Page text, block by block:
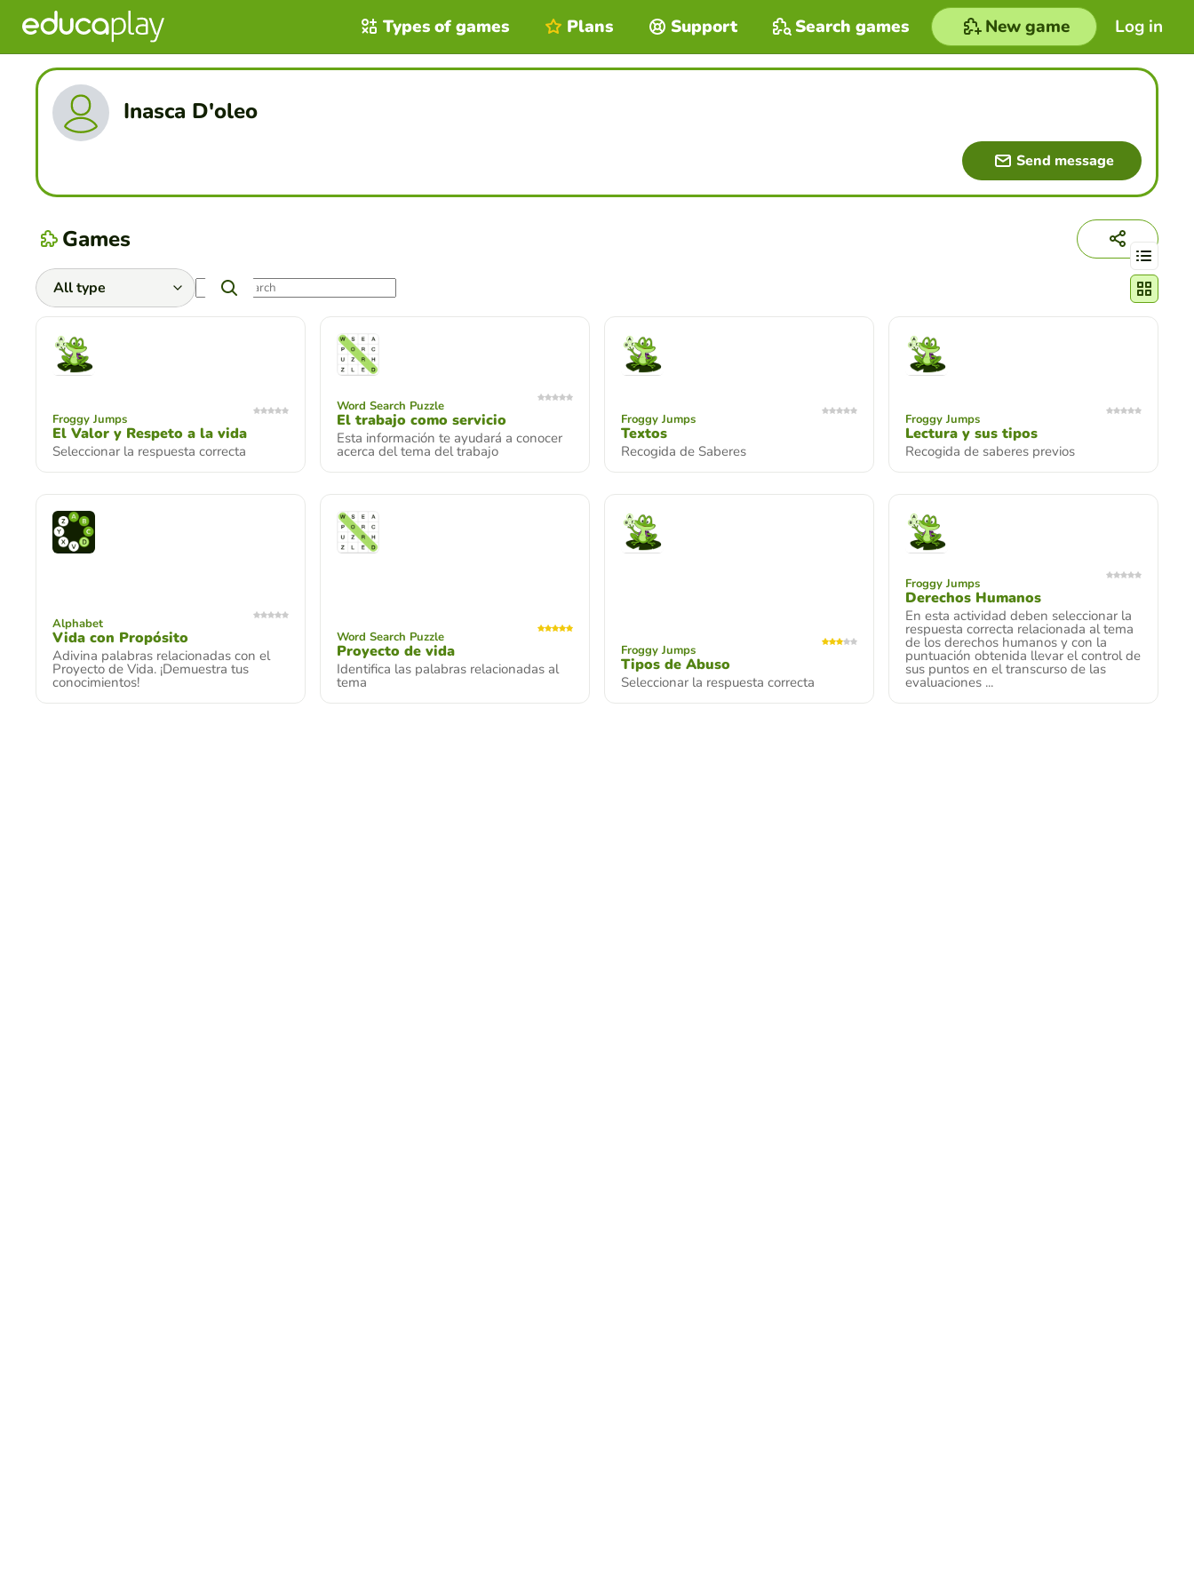
Log in
Types of games Plans Support Search games New game
Inasca D'oleo
Send message
Games Change
Froggy Jumps
El Valor y Respeto a la vida
Seleccionar la respuesta correcta
Word Search Puzzle
El trabajo como servicio
Esta información te ayudará a conocer
acerca del tema del trabajo
Froggy Jumps
Textos
Recogida de Saberes
Froggy Jumps
Lectura y sus tipos
Recogida de saberes previos
Alphabet
Vida con Propósito
Adivina palabras relacionadas con el
Proyecto de Vida. ¡Demuestra tus
conocimientos!
Word Search Puzzle
Proyecto de vida
Identifica las palabras relacionadas al
tema
Froggy Jumps
Tipos de Abuso
Seleccionar la respuesta correcta
Froggy Jumps
Derechos Humanos
En esta actividad deben seleccionar la
respuesta correcta relacionada al tema
de los derechos humanos y con la
puntuación obtenida llevar el control de
sus puntos en el transcurso de las
evaluaciones ...